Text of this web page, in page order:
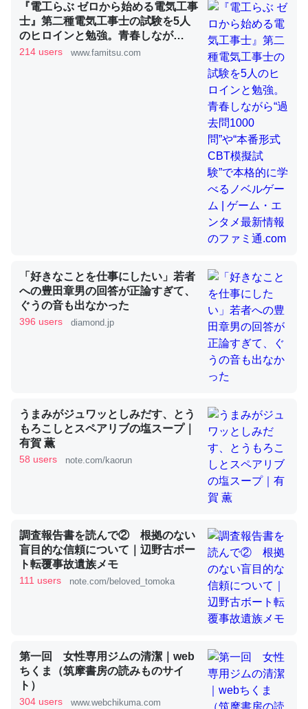
くらい。小説でいう「ずっと前の伏線」は回収されないけ
ど、短期記憶というには多い分量。進化すればするほど分
かりやすく強くなりそう
─GPTの仕組みと限界についての考察（１） - conceptualization
昆虫ってカルシウム少ないのか。知らんかった。調べたら
コオロギのカルシウム分はエビの600分の1程度。
─ニュース :: 【研究発表】昆虫学の大問題＝「昆虫はなぜ海にいな
論文では「淡水はカルシウムも酸素も不足してて両方に不
利だから両方が拮抗してるのでは」とあって面白い。海に
いる鋏角類（カブトガニ・ウミグモ）はカルシウムを使わ
ずキチンを強化してる筈だが、酵素が違うのか？
─ニュース :: 【研究発表】昆虫学の大問題＝「昆虫はなぜ海にいな
これを元に考えるとカルシウムを大量に使う脊椎動物と貝
類は苦労してるんだな…。腹足類だと殻を無くしてナメク
ウチもEchoを実家に置いて４年。でたまに覗いてる。ぼ
ちぼちRingも置こうかと画策中。あと、Googleマップで
これ見て生きてるなって分かる。
─たまにLINEするくらいだった遠方の父67歳と僕。ITツール導入で
コミュニケーションが劇的に変化した｜tayorini by LIFULL介護
『電工らぶ ゼロから始める電気工事
士』第二種電気工事士の試験を5人
のヒロインと勉強。青春しなが
ら“過去問1000問”や“本番形式CBT
214 users www.famitsu.com
「好きなことを仕事にしたい」若者
への豊田章男の回答が正論すぎて、
ぐうの音も出なかった
396 users diamond.jp
うまみがジュワッとしみだす、とう
もろこしとスペアリブの塩スープ｜
有賀 薫
58 users note.com/kaorun
調査報告書を読んで② 根拠のない
盲目的な信頼について｜辺野古ボー
ト転覆事故遺族メモ
111 users note.com/beloved_tomoka
第一回 女性専用ジムの清潔｜web
ちくま（筑摩書房の読みものサイ
ト）
304 users www.webchikuma.com